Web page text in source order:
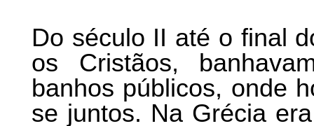
Do século II até o final
os Cristãos,
banhos públicos, onde
se juntos. Na Grécia